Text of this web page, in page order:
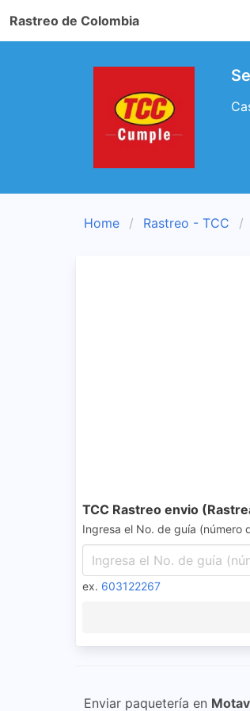
Rastreo de Colombia
Home Rastreo - TCC
TCC Rastreo envio
Ingresa el No. de guía (número
ex. 603122267
Enviar paquetería en